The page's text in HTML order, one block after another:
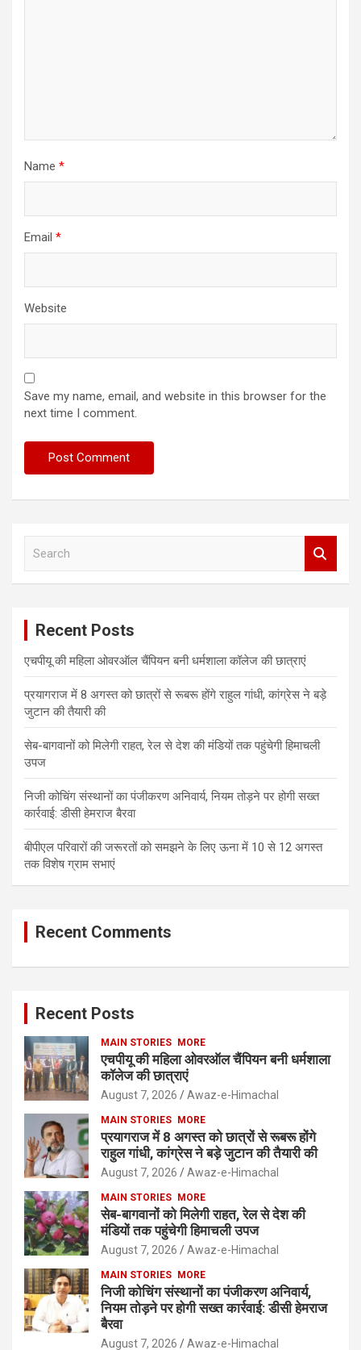
Name *
Email *
Website
Save my name, email, and website in this browser for the
next time I comment.
Recent Posts
एचपीयू की महिला ओवरऑल चैंपियन बनी धर्मशाला कॉलेज की छात्राएं
प्रयागराज में 8 अगस्त को छात्रों से रूबरू होंगे राहुल गांधी, कांग्रेस ने बड़े
जुटान की तैयारी की
सेब-बागवानों को मिलेगी राहत, रेल से देश की मंडियों तक पहुंचेगी हिमाचली
उपज
निजी कोचिंग संस्थानों का पंजीकरण अनिवार्य, नियम तोड़ने पर होगी सख्त
कार्रवाई: डीसी हेमराज बैरवा
बीपीएल परिवारों की जरूरतों को समझने के लिए ऊना में 10 से 12 अगस्त
तक विशेष ग्राम सभाएं
Recent Comments
Recent Posts
MAIN STORIES MORE
एचपीयू की महिला ओवरऑल चैंपियन बनी धर्मशाला
कॉलेज की छात्राएं
August 7, 2026 Awaz-e-Himachal
MAIN STORIES MORE
प्रयागराज में 8 अगस्त को छात्रों से रूबरू होंगे
राहुल गांधी, कांग्रेस ने बड़े जुटान की तैयारी की
August 7, 2026 Awaz-e-Himachal
MAIN STORIES MORE
सेब-बागवानों को मिलेगी राहत, रेल से देश की
मंडियों तक पहुंचेगी हिमाचली उपज
August 7, 2026 Awaz-e-Himachal
MAIN STORIES MORE
निजी कोचिंग संस्थानों का पंजीकरण अनिवार्य,
नियम तोड़ने पर होगी सख्त कार्रवाई: डीसी हेमराज
बैरवा
August 7, 2026 Awaz-e-Himachal